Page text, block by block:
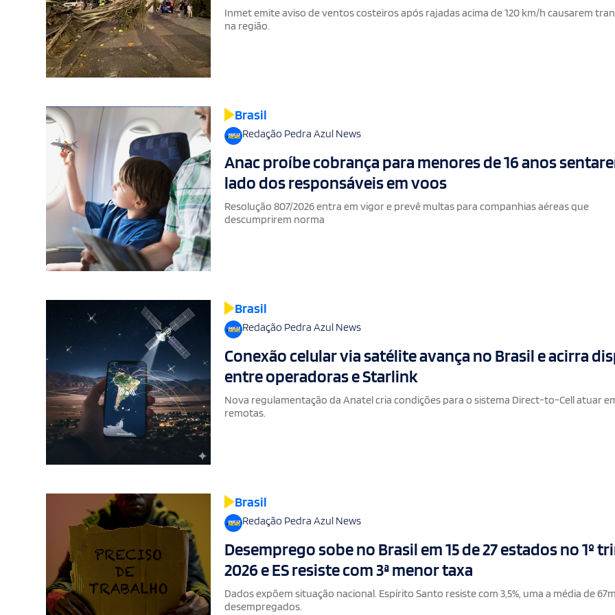
Inmet emite aviso de ventos costeiros após rajadas acima de 120 km/h causarem
na região.
Brasil
Redação Pedra Azul News
Anac proíbe cobrança para menores de 16 anos
lado dos responsáveis em voos
Resolução 807/2026 entra em vigor e prevê multas para companhias aéreas que
descumprirem norma
Brasil
Redação Pedra Azul News
Conexão celular via satélite avança no Brasil e acirra
entre operadoras e Starlink
Nova regulamentação da Anatel cria condições para o sistema Direct-to-Cell atuar
remotas.
Brasil
Redação Pedra Azul News
Desemprego sobe no Brasil em 15 de 27 estados no 1º
2026 e ES resiste com 3ª menor taxa
Dados expõem situação nacional. Espírito Santo resiste com 3,5%, uma a média de
desempregados.